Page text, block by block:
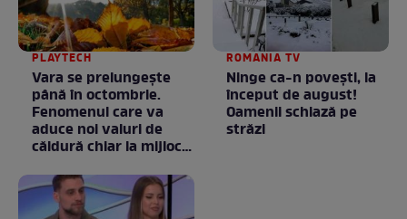
PLAYTECH
Vara se prelungeşte
până în octombrie.
Fenomenul care va
aduce noi valuri de
căldură chiar la mijlocul
ROMANIA TV
Ninge ca-n povești, la
început de august!
Oamenii schiază pe
străzi